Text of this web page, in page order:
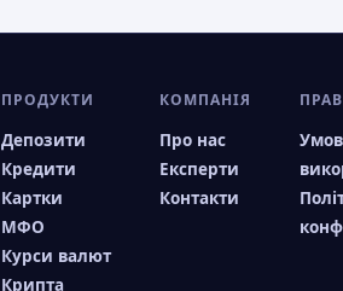
ПРОДУКТИ
Депозити
Кредити
Картки
МФО
Курси валют
Крипта
КОМПАНІЯ
Про нас
Експерти
Контакти